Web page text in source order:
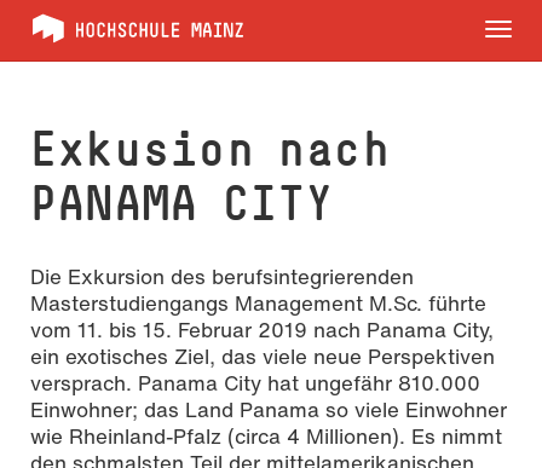
Exkusion nach
PANAMA CITY
Die Exkursion des berufsintegrierenden
Masterstudiengangs Management M.Sc. führte
vom 11. bis 15. Februar 2019 nach Panama City,
ein exotisches Ziel, das viele neue Perspektiven
versprach. Panama City hat ungefähr 810.000
Einwohner; das Land Panama so viele Einwohner
wie Rheinland-Pfalz (circa 4 Millionen). Es nimmt